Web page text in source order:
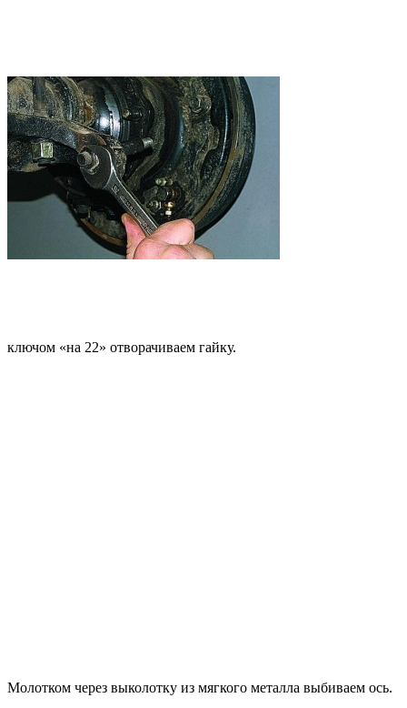
ключом «на 22» отворачиваем гайку.
Молотком через выколотку из мягкого металла выбиваем ось.